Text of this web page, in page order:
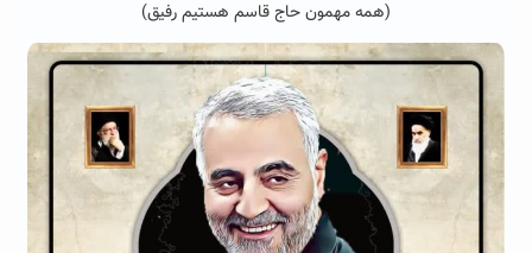
(همه مهمون حاج قاسم هستیم رفیق)